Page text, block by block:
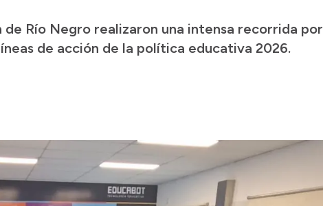
Río Negro realizaron una intensa recorrida por
de acción de la política educativa 2026.